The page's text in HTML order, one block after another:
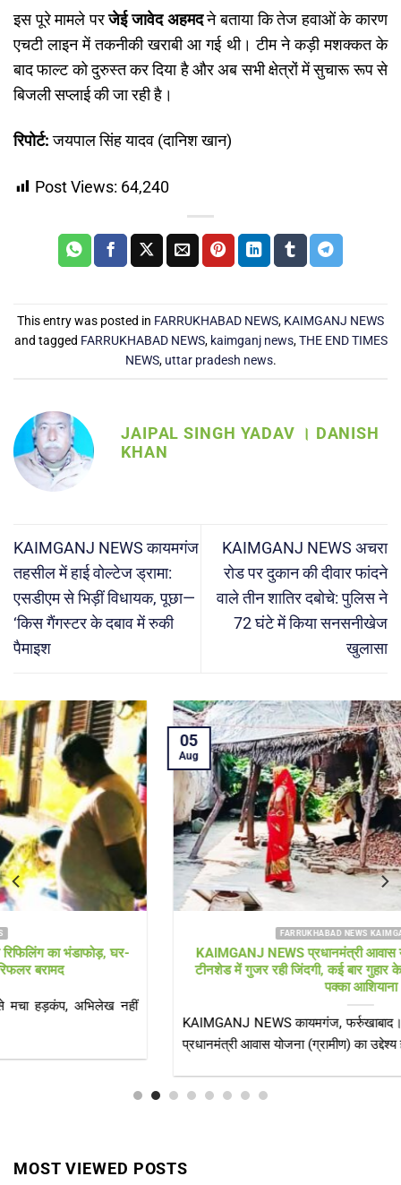
​इस पूरे मामले परजेई जावेद अहमदने बताया कि तेज हवाओं के कारण
एचटी लाइन में तकनीकी खराबी आ गई थी। टीम ने कड़ी मशक्कत के
बाद फाल्ट को दुरुस्त कर दिया है और अब सभी क्षेत्रों में सुचारू रूप से
बिजली सप्लाई की जा रही है।
रिपोर्ट: जयपाल सिंह यादव (दानिश खान)
Post Views: 64,240
This entry was posted in FARRUKHABAD NEWS, KAIMGANJ NEWS
and tagged FARRUKHABAD NEWS, kaimganj news,THE END TIMES
NEWS, uttar pradesh news.
JAIPAL SINGH YADAV । DANISH
KHAN
KAIMGANJ NEWS कायमगंज
तहसील में हाई वोल्टेज ड्रामा:
एसडीएम से भिड़ीं विधायक, पूछा—
‘किस गैंगस्टर के दबाव में रुकी
पैमाइश
KAIMGANJ NEWS अचरा
रोड पर दुकान की दीवार फांदने
वाले तीन शातिर दबोचे: पुलिस ने
72 घंटे में किया सनसनीखेज
खुलासा
KAIMGANJ NEWS प्रधानमंत्री आवास योजना पर उठे सवाल! कच्चे
टीनशेड में गुजर रही जिंदगी, कई बार गुहार के बाद भी नहीं मिला गरीबों को
KAIMGANJ NEWS कायमगंज, फर्रुखाबाद। केंद्र सरकार की महत्वाकांक्षी
प्रधानमंत्री आवास योजना (ग्रामीण) का उद्देश्य हर[...]
05
Aug
MOST VIEWED POSTS